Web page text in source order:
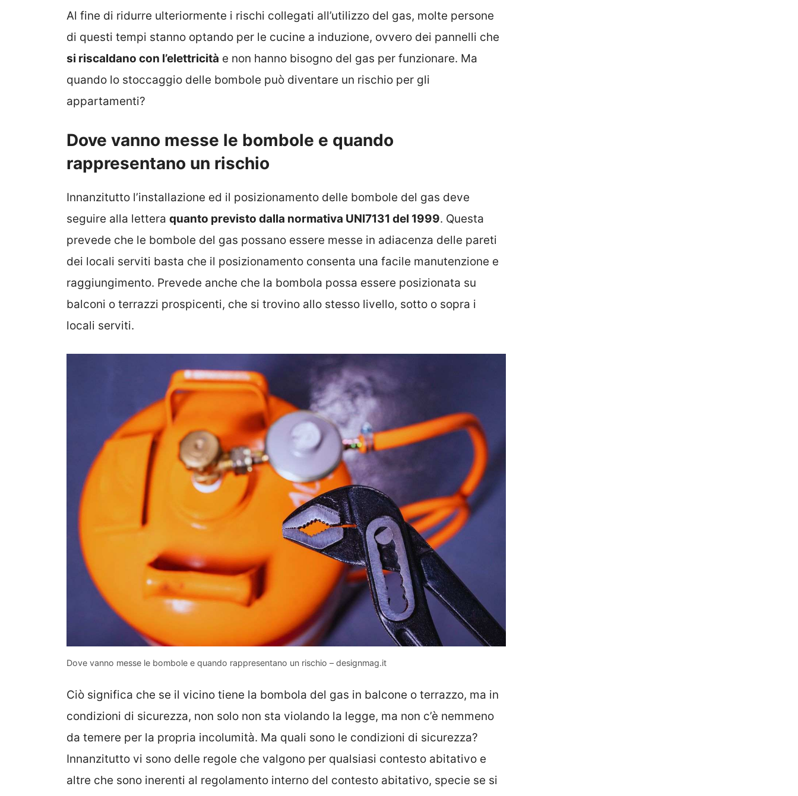
Al fine di ridurre ulteriormente i rischi collegati all’utilizzo del gas, molte persone
di questi tempi stanno optando per le cucine a induzione, ovvero dei pannelli che
si riscaldano con l’elettricità e non hanno bisogno del gas per funzionare. Ma
quando lo stoccaggio delle bombole può diventare un rischio per gli
appartamenti?
Dove vanno messe le bombole e quando
rappresentano un rischio
Innanzitutto l’installazione ed il posizionamento delle bombole del gas deve
seguire alla lettera quanto previsto dalla normativa UNI7131 del 1999. Questa
prevede che le bombole del gas possano essere messe in adiacenza delle pareti
dei locali serviti basta che il posizionamento consenta una facile manutenzione e
raggiungimento. Prevede anche che la bombola possa essere posizionata su
balconi o terrazzi prospicenti, che si trovino allo stesso livello, sotto o sopra i
locali serviti.
Dove vanno messe le bombole e quando rappresentano un rischio – designmag.it
Ciò significa che se il vicino tiene la bombola del gas in balcone o terrazzo, ma in
condizioni di sicurezza, non solo non sta violando la legge, ma non c’è nemmeno
da temere per la propria incolumità. Ma quali sono le condizioni di sicurezza?
Innanzitutto vi sono delle regole che valgono per qualsiasi contesto abitativo e
altre che sono inerenti al regolamento interno del contesto abitativo, specie se si